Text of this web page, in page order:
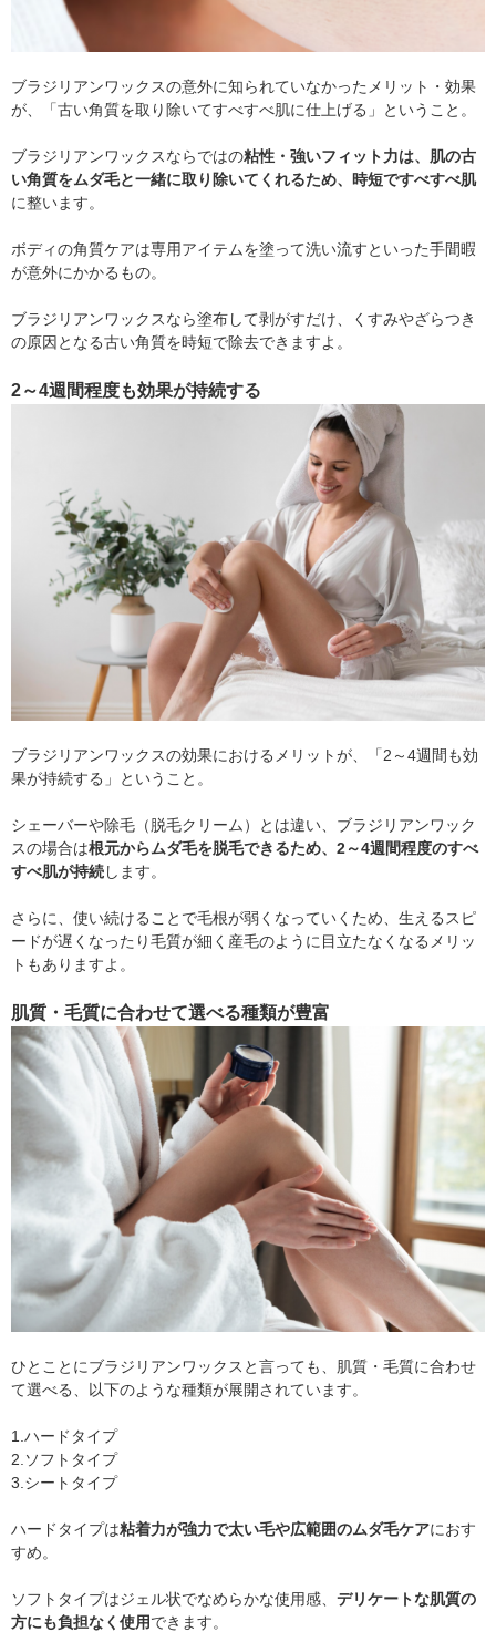
ブラジリアンワックスの意外に知られていなかったメリット・効果
が、「古い角質を取り除いてすべすべ肌に仕上げる」ということ。
ブラジリアンワックスならではの粘性・強いフィット力は、肌の古
い角質をムダ毛と一緒に取り除いてくれるため、時短ですべすべ肌
に整います。
ボディの角質ケアは専用アイテムを塗って洗い流すといった手間暇
が意外にかかるもの。
ブラジリアンワックスなら塗布して剥がすだけ、くすみやざらつき
の原因となる古い角質を時短で除去できますよ。
2～4週間程度も効果が持続する
ブラジリアンワックスの効果におけるメリットが、「2～4週間も効
果が持続する」ということ。
シェーバーや除毛（脱毛クリーム）とは違い、ブラジリアンワック
スの場合は根元からムダ毛を脱毛できるため、2～4週間程度のすべ
すべ肌が持続します。
さらに、使い続けることで毛根が弱くなっていくため、生えるスピ
ードが遅くなったり毛質が細く産毛のように目立たなくなるメリッ
トもありますよ。
肌質・毛質に合わせて選べる種類が豊富
ひとことにブラジリアンワックスと言っても、肌質・毛質に合わせ
て選べる、以下のような種類が展開されています。
1.ハードタイプ
2.ソフトタイプ
3.シートタイプ
ハードタイプは粘着力が強力で太い毛や広範囲のムダ毛ケアにおす
すめ。
ソフトタイプはジェル状でなめらかな使用感、 デリケートな肌質の
方にも負担なく使用できます。